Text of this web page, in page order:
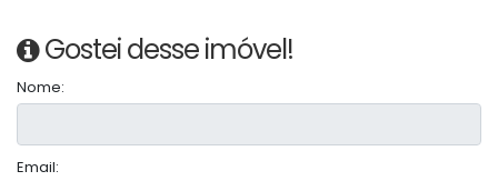
Gostei desse imóvel!
Nome:
Email: